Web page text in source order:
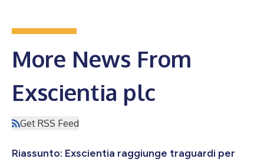
More News From
Exscientia plc
Get RSS Feed
Riassunto: Exscientia raggiunge traguardi per